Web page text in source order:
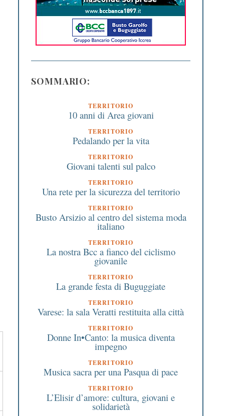
SOMMARIO:
TERRITORIO
10 anni di Area giovani
TERRITORIO
Pedalando per la vita
TERRITORIO
Giovani talenti sul palco
TERRITORIO
Una rete per la sicurezza del territorio
TERRITORIO
Busto Arsizio al centro del sistema moda
italiano
TERRITORIO
La nostra Bcc a fianco del ciclismo
giovanile
TERRITORIO
La grande festa di Buguggiate
TERRITORIO
Varese: la sala Veratti restituita alla città
TERRITORIO
Donne In•Canto: la musica diventa
impegno
TERRITORIO
Musica sacra per una Pasqua di pace
TERRITORIO
L’Elisir d’amore: cultura, giovani e
solidarietà